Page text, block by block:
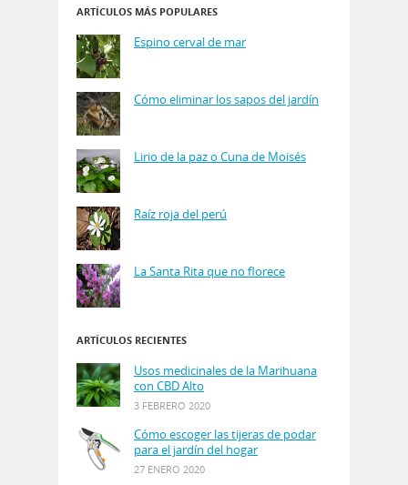
ARTÍCULOS MÁS POPULARES
Espino cerval de mar
Cómo eliminar los sapos del jardín
Lirio de la paz o Cuna de Moisés
Raíz roja del perú
La Santa Rita que no florece
ARTÍCULOS RECIENTES
Usos medicinales de la Marihuana
con CBD Alto
3 FEBRERO 2020
Cómo escoger las tijeras de podar
para el jardín del hogar
27 ENERO 2020